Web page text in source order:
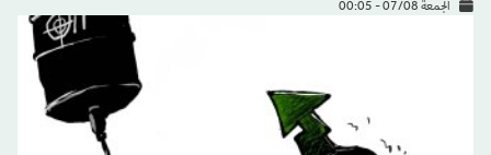
الجمعة 07/08 - 00:05